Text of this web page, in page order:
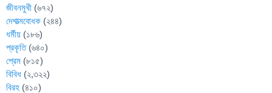
জীবনমুখী (৬৭২)
দেশাত্মবোধক (২৪৪)
ধর্মীয় (১৮৬)
প্রকৃতি(৬৪০)
প্রেম (৮১৫)
বিবিধ (২,৩২২)
বিরহ (৪১০)